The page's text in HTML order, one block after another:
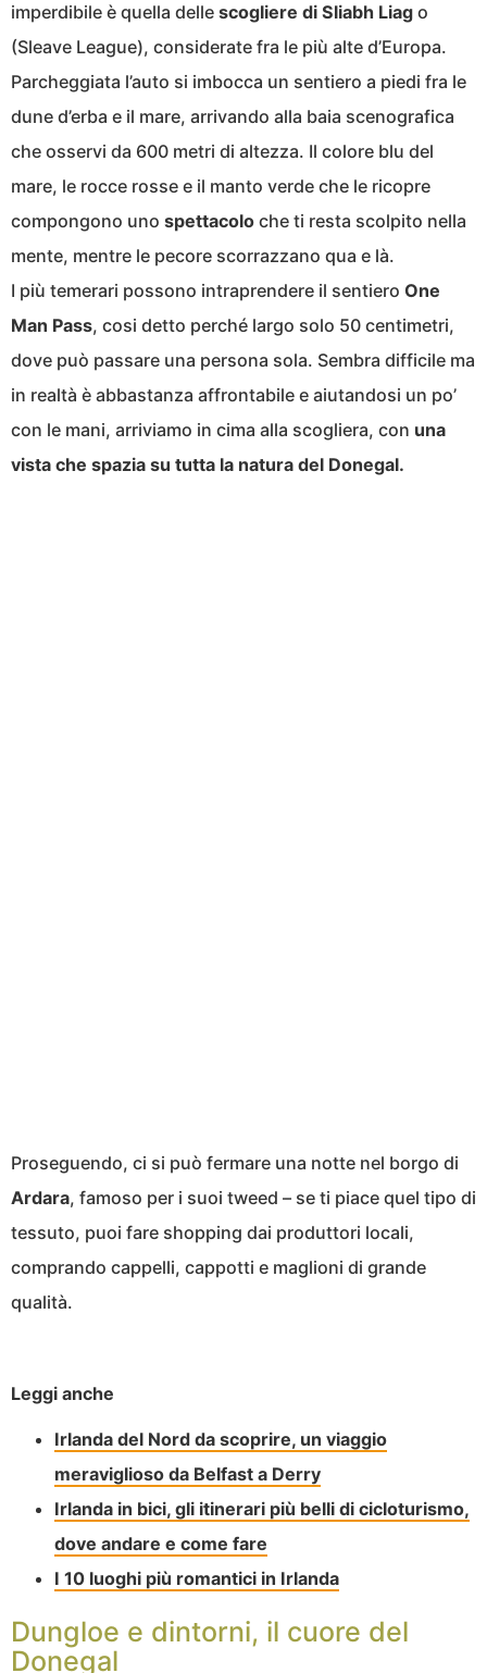
imperdibile è quella delle scogliere di Sliabh Liag o
(Sleave League), considerate fra le più alte d’Europa.
Parcheggiata l’auto si imbocca un sentiero a piedi fra le
dune d’erba e il mare, arrivando alla baia scenografica
che osservi da 600 metri di altezza. Il colore blu del
mare, le rocce rosse e il manto verde che le ricopre
compongono uno spettacolo che ti resta scolpito nella
mente, mentre le pecore scorrazzano qua e là.
I più temerari possono intraprendere il sentiero One
Man Pass, cosi detto perché largo solo 50 centimetri,
dove può passare una persona sola. Sembra difficile ma
in realtà è abbastanza affrontabile e aiutandosi un po’
con le mani, arriviamo in cima alla scogliera, con una
vista che spazia su tutta la natura del Donegal.
Proseguendo, ci si può fermare una notte nel borgo di
Ardara, famoso per i suoi tweed – se ti piace quel tipo di
tessuto, puoi fare shopping dai produttori locali,
comprando cappelli, cappotti e maglioni di grande
qualità.
Leggi anche
Irlanda del Nord da scoprire, un viaggio
meraviglioso da Belfast a Derry
Irlanda in bici, gli itinerari più belli di cicloturismo,
dove andare e come fare
I 10 luoghi più romantici in Irlanda
Dungloe e dintorni, il cuore del
Donegal